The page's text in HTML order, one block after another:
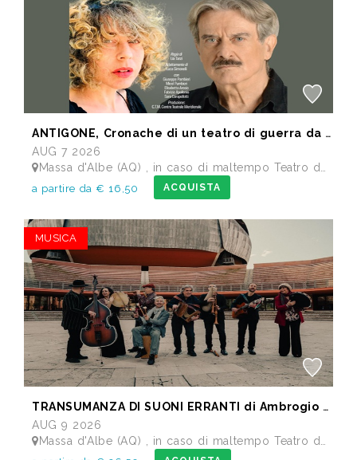
ANTIGONE, Cronache di un teatro di guerra da Sofocle
AUG 7 2026
Massa d'Albe (AQ) , in caso di maltempo Teatro dei Marsi Avezzano AQ - Anfiteatro Romano di Alba Fucens
a partire da € 16,50 ACQUISTA
MUSICA
TRANSUMANZA DI SUONI ERRANTI di Ambrogio Sparagna
AUG 9 2026
Massa d'Albe (AQ) , in caso di maltempo Teatro dei Marsi Avezzano AQ - Anfiteatro Romano di Alba Fucens